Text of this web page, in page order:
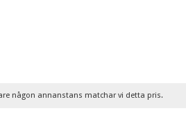
någon annanstans matchar vi detta pris.